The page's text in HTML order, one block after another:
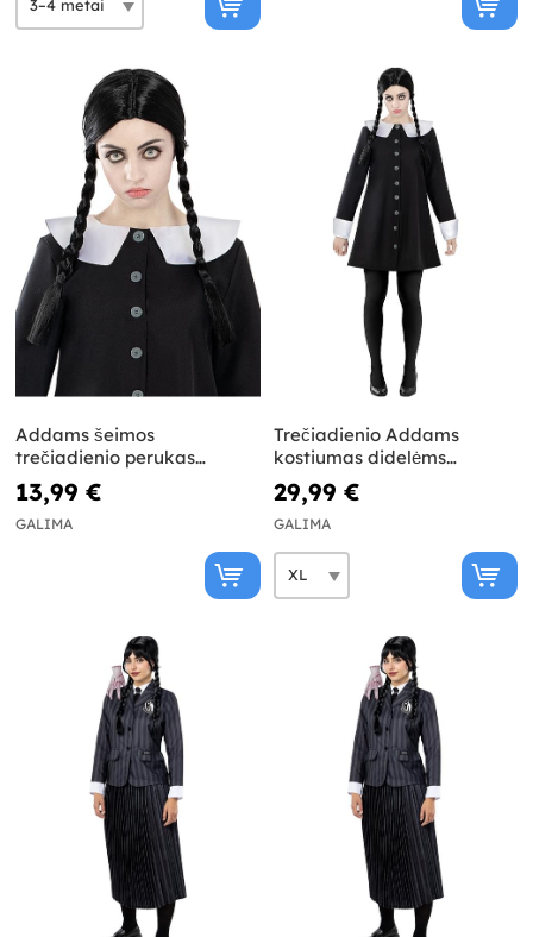
Addams šeimos
trečiadienio perukas
moterims
13,99 €
GALIMA
Trečiadienio Addams
kostiumas didelėms
moterims - Addams šeima
29,99 €
GALIMA